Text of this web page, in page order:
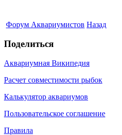
Форум Аквариумистов Назад
Поделиться
Аквариумная Википедия
Расчет совместимости рыбок
Калькулятор аквариумов
Пользовательское соглашение
Правила